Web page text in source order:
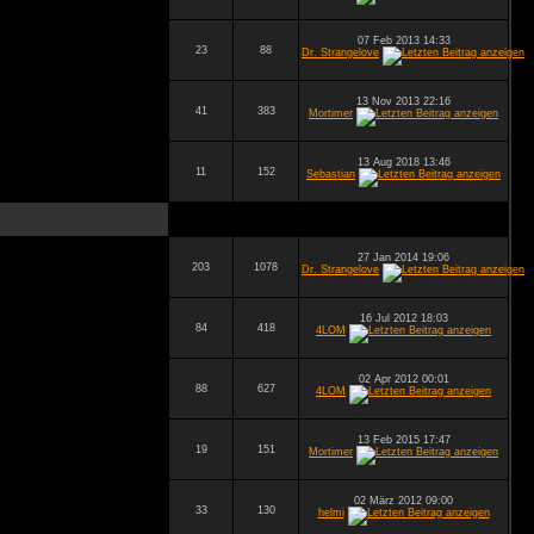
23 88
07 Feb 2013 14:33
Dr. Strangelove
41 383
13 Nov 2013 22:16
Mortimer
11 152
13 Aug 2018 13:46
Sebastian
203 1078
27 Jan 2014 19:06
Dr. Strangelove
84 418
16 Jul 2012 18:03
4LOM
88 627
02 Apr 2012 00:01
4LOM
19 151
13 Feb 2015 17:47
Mortimer
33 130
02 März 2012 09:00
helmi